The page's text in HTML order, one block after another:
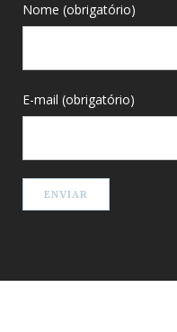
Nome (obrigatório)
E-mail (obrigatório)